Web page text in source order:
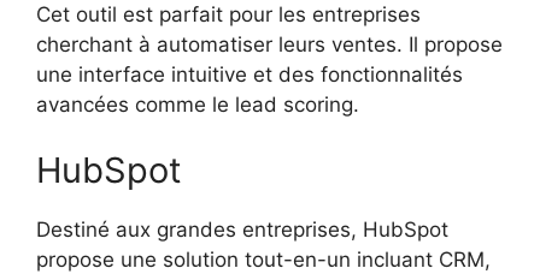
Cet outil est parfait pour les entreprises
cherchant à automatiser leurs ventes. Il propose
une interface intuitive et des fonctionnalités
avancées comme le lead scoring.
HubSpot
Destiné aux grandes entreprises, HubSpot
propose une solution tout-en-un incluant CRM,